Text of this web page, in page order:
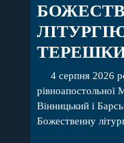
4 серпня 2026
рівноапостольної
Вінницький і
Божественну
Богородиці села